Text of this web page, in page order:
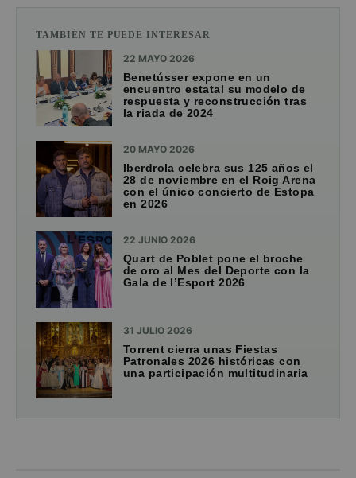
TAMBIÉN TE PUEDE INTERESAR
22 MAYO 2026
Benetússer expone en un
encuentro estatal su modelo de
respuesta y reconstrucción tras
la riada de 2024
20 MAYO 2026
Iberdrola celebra sus 125 años el
28 de noviembre en el Roig Arena
con el único concierto de Estopa
en 2026
22 JUNIO 2026
Quart de Poblet pone el broche
de oro al Mes del Deporte con la
Gala de l’Esport 2026
31 JULIO 2026
Torrent cierra unas Fiestas
Patronales 2026 históricas con
una participación multitudinaria